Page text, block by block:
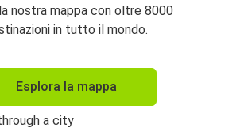
nostra mappa con oltre 8000
in tutto il mondo.
Esplora la mappa